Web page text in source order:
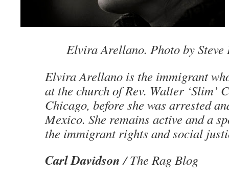
Elvira Arellano. Photo by
Elvira Arellano is the immigrant
at the church of Rev. Walter ‘Slim’
Chicago, before she was arrested
Mexico. She remains active and a
the immigrant rights and social
Carl Davidson/ The Rag Blog